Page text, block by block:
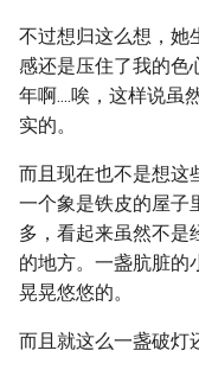
不过想归这么想，她
感还是压住了我的色
年啊....唉，这样说虽
实的。
而且现在也不是想这
一个象是铁皮的屋子
多，看起来虽然不是
的地方。一盏肮脏的
晃晃悠悠的。
而且就这么一盏破灯